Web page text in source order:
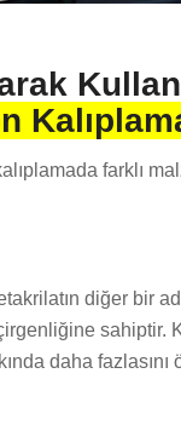
farklı
diğer bir
sahiptir.
daha fazlasını